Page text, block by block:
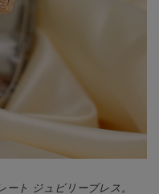
ト ジュビリーブレス。